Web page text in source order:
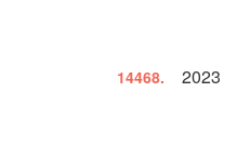
14468. 2023